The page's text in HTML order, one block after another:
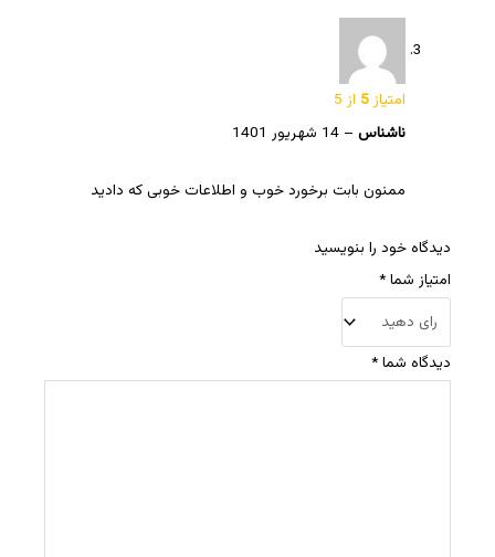
امتیاز5 از 5
ناشناس – 14 شهریور 1401
ممنون بابت برخورد خوب و اطلاعات خوبی که دادید
دیدگاه خود را بنویسید
امتیاز شما*
دیدگاه شما*